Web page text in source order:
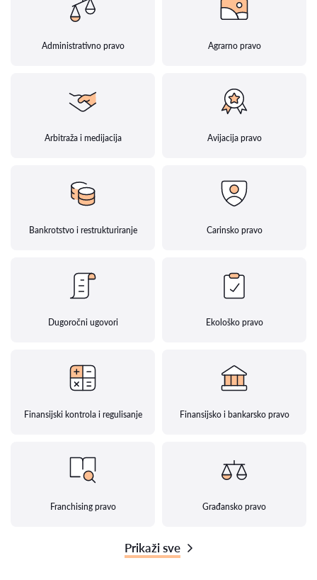
Administrativno pravo Agrarno pravo
Arbitraža i medijacija Avijacija pravo
Bankrotstvo i restrukturiranje Carinsko pravo
Dugoročni ugovori Ekološko pravo
Finansijski kontrola i regulisanje Finansijsko i bankarsko pravo
Franchising pravo Građansko pravo
Prikaži sve